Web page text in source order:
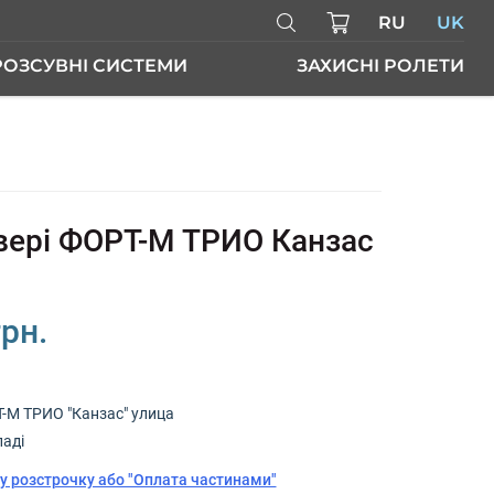
RU UK
СИСТЕМИ ЗАХИСНІ РОЛЕТИ
ФОРТ-М ТРИО Канзас
М ТРИО "Канзас" улица
розстрочку або "Оплата частинами"